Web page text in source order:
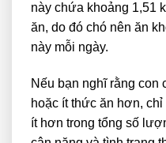
này chứa khoảng 1,51
ăn, do đó chó nên ăn
này mỗi ngày.
Nếu bạn nghĩ rằng con
hoặc ít thức ăn hơn,
ít hơn trong tổng số